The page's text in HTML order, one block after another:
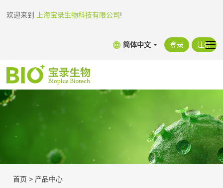
欢迎来到 上海宝录生物科技有限公司!
简体中文 登录 注册
首页 > 产品中心